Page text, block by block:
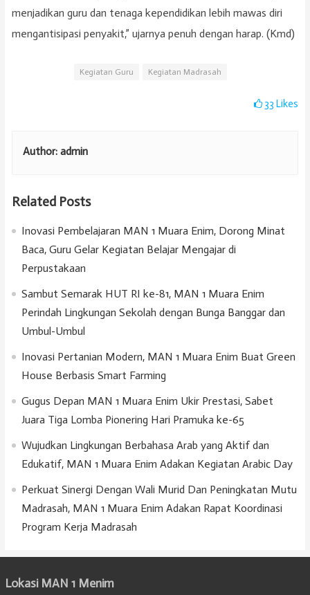
menjadikan guru dan tenaga kependidikan lebih mawas diri
mengantisipasi penyakit,” ujarnya penuh dengan harap. (Kmd)
Kegiatan Guru Kegiatan Madrasah
33Likes
Author: admin
Related Posts
Inovasi Pembelajaran MAN 1 Muara Enim, Dorong Minat
Baca, Guru Gelar Kegiatan Belajar Mengajar di
Perpustakaan
Sambut Semarak HUT RI ke-81, MAN 1 Muara Enim
Perindah Lingkungan Sekolah dengan Bunga Banggar dan
Umbul-Umbul
Inovasi Pertanian Modern, MAN 1 Muara Enim Buat Green
House Berbasis Smart Farming
Gugus Depan MAN 1 Muara Enim Ukir Prestasi, Sabet
Juara Tiga Lomba Pionering Hari Pramuka ke-65
Wujudkan Lingkungan Berbahasa Arab yang Aktif dan
Edukatif, MAN 1 Muara Enim Adakan Kegiatan Arabic Day
Perkuat Sinergi Dengan Wali Murid Dan Peningkatan Mutu
Madrasah, MAN 1 Muara Enim Adakan Rapat Koordinasi
Program Kerja Madrasah
Lokasi MAN 1 Menim